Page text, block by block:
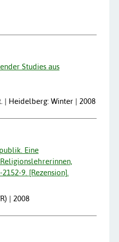
Studies aus
| Heidelberg: Winter | 2008
Eine
9. [Rezension].
| 2008